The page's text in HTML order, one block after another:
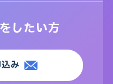
したい方
み